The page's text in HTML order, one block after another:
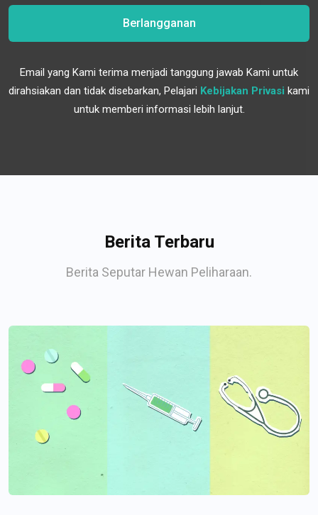
Berlangganan
Email yang Kami terima menjadi tanggung jawab Kami untuk
dirahsiakan dan tidak disebarkan, Pelajari Kebijakan Privasi kami
untuk memberi informasi lebih lanjut.
Berita Terbaru
Berita Seputar Hewan Peliharaan.